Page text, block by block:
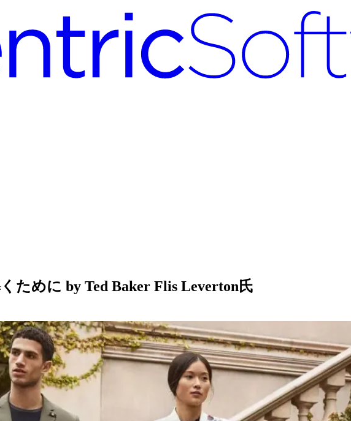
ために by Ted Baker Flis Leverton氏